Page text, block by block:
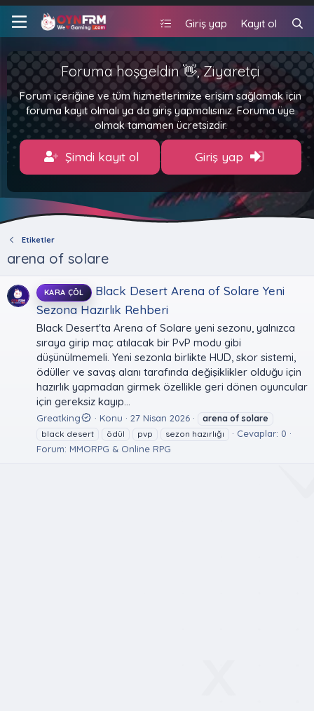
Giriş yap Kayıt ol
Foruma hoşgeldin 👋, Ziyaretçi
Forum içeriğine ve tüm hizmetlerimize erişim sağlamak için
foruma kayıt olmalı ya da giriş yapmalısınız. Foruma üye
olmak tamamen ücretsizdir.
Şimdi kayıt ol Giriş yap
Etiketler
arena of solare
KARA ÇÖL
Black Desert Arena of Solare Yeni
Sezona Hazırlık Rehberi
Black Desert'ta Arena of Solare yeni sezonu, yalnızca
sıraya girip maç atılacak bir PvP modu gibi
düşünülmemeli. Yeni sezonla birlikte HUD, skor sistemi,
ödüller ve savaş alanı tarafında değişiklikler olduğu için
hazırlık yapmadan girmek özellikle geri dönen oyuncular
için gereksiz kayıp...
Greatking Konu 27 Nisan 2026 arena of solare
black desert
ödül pvp sezon hazırlığı
Cevaplar: 0
Forum: MMORPG & Online RPG